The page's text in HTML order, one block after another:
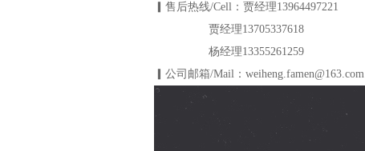
▎售后热线/Cell：贾经理13964497221
贾经理13705337618
杨经理13355261259
▎公司邮箱/Mail：weiheng.famen@163.com